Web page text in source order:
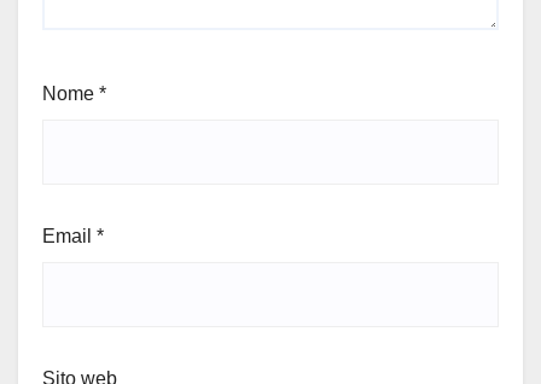
Nome *
Email *
Sito web